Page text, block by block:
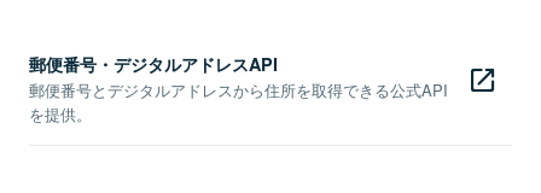
郵便番号・デジタルアドレスAPI
郵便番号とデジタルアドレスから住所を取得できる公式API
を提供。